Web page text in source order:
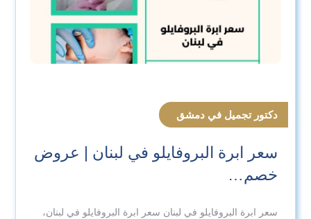
دكتور تجميل في دمشق
سعر ابرة البروفايلو في لبنان | عروض
خصم…
سعر ابرة البروفايلو في لبنان سعر ابرة البروفايلو في لبنان،